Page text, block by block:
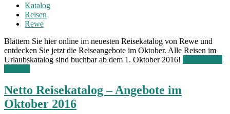
Katalog
Reisen
Rewe
Blättern Sie hier online im neuesten Reisekatalog von Rewe und
entdecken Sie jetzt die Reiseangebote im Oktober. Alle Reisen im
Urlaubskatalog sind buchbar ab dem 1. Oktober 2016!
Netto Reisekatalog – Angebote im
Oktober 2016